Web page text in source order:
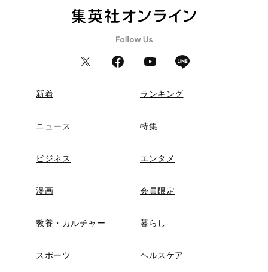
新着 ランキング
ニュース 特集
ビジネス エンタメ
漫画 会員限定
教養・カルチャー 暮らし
スポーツ ヘルスケア